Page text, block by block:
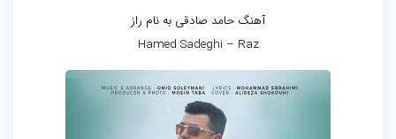
آهنگ حامد صادقی به نام راز
Hamed Sadeghi – Raz